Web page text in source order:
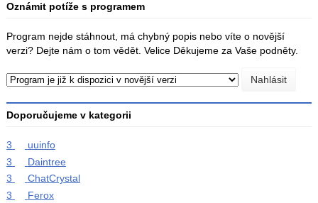
Oznámit potíže s programem
Program nejde stáhnout, má chybný popis nebo víte o novější
verzi? Dejte nám o tom vědět. Velice Děkujeme za Vaše podněty.
Doporučujeme v kategorii
3
uuinfo
3
Daintree
3
ChatCrystal
3
Ferox